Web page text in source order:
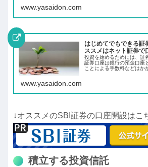
の結果がわかるのは実際
www.yasaidon.com
はじめてでもできる証
ススメはネット証券で
投資を始めるためには、証
証券口座は銀行の預金口座
ことによる手数料などはか
www.yasaidon.com
↓オススメのSBI証券の口座開設はこ
積立する投資信託